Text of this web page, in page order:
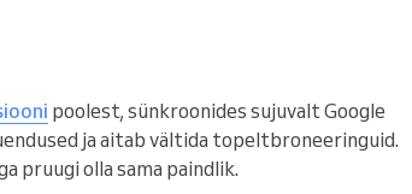
poolest, sünkroonides sujuvalt Google
ja aitab vältida topeltbroneeringuid.
pruugi olla sama paindlik.